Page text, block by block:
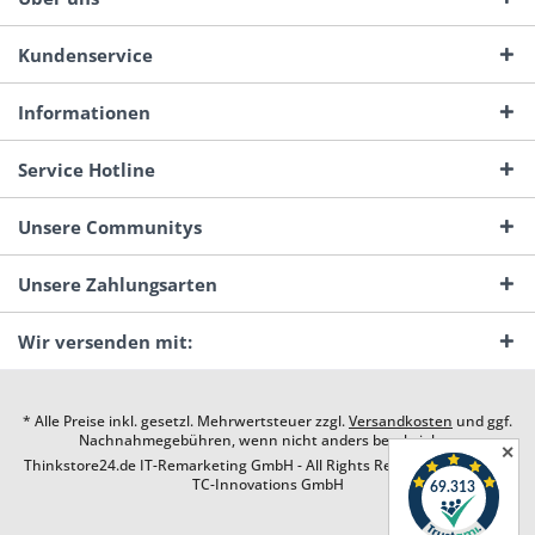
Kundenservice
Informationen
Service Hotline
Unsere Communitys
Unsere Zahlungsarten
Wir versenden mit:
* Alle Preise inkl. gesetzl. Mehrwertsteuer zzgl.Versandkosten und ggf.
Nachnahmegebühren, wenn nicht anders beschrieben
Thinkstore24.de IT-Remarketing GmbH - All Rights Reserved. Design by
TC-Innovations GmbH
✕